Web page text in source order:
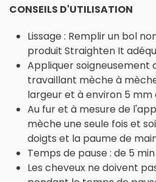
CONSEILS D'UTILISATION
Lissage : Remplir un bol
produit Straighten It
Appliquer soigneusement
travaillant mèche à
largeur et à environ 5 mm
Au fur et à mesure de
mèche une seule fois et
doigts et la paume de
Temps de pause : de 5
Les cheveux ne doivent